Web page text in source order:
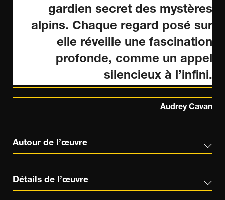
gardien secret des mystères
alpins. Chaque regard posé sur
elle réveille une fascination
profonde, comme un appel
silencieux à l’infini.
Audrey Cavan
Autour de l’œuvre
Détails de l’œuvre